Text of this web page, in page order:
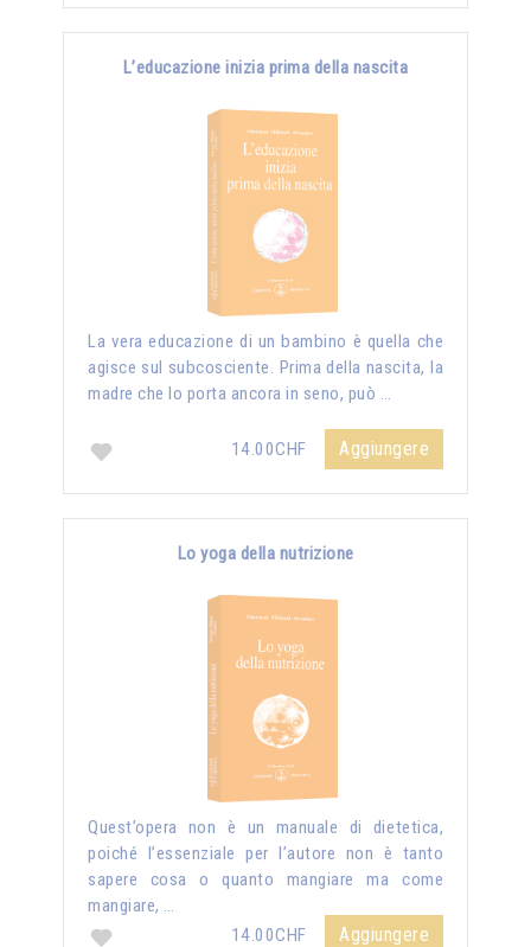
L’educazione inizia prima della nascita
La vera educazione di un bambino è quella che
agisce sul subcosciente. Prima della nascita, la
madre che lo porta ancora in seno, può …
14.00CHF Aggiungere
Lo yoga della nutrizione
Quest’opera non è un manuale di dietetica,
poiché l’essenziale per l’autore non è tanto
sapere cosa o quanto mangiare ma come
mangiare, …
14.00CHF
Aggiungere